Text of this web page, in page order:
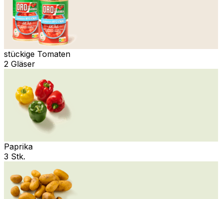
stückige Tomaten
2 Gläser
Paprika
3 Stk.